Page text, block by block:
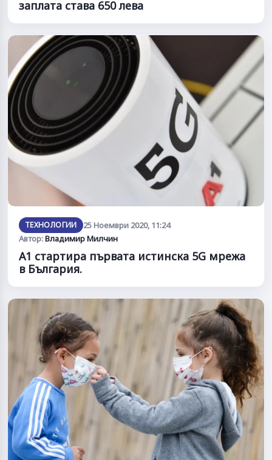
заплата става 650 лева
ТЕХНОЛОГИИ
25 Ноември 2020, 11:24
Автор:Владимир Милчин
А1 стартира първата истинска 5G мрежа
в България.